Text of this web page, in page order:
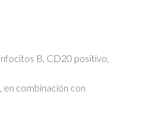
B, CD20 positivo,
combinación con